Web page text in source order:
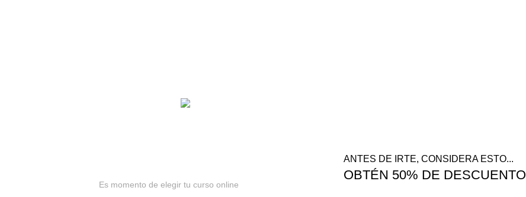
Es momento de elegir tu curso online
ANTES DE IRTE, CONSIDERA ESTO...
OBTÉN 50% DE DESCUENTO